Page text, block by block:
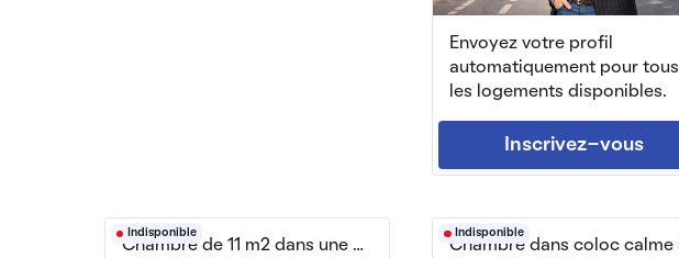
Envoyez votre profil
automatiquement pour tous
les logements disponibles.
Inscrivez-vous
Indisponible
Chambre de 11 m2 dans une maison en colocation
Indisponible